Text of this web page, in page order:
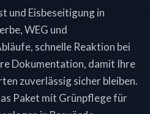
und Eisbeseitigung in
WEG und
schnelle Reaktion bei
Dokumentation, damit Ihre
zuverlässig sicher bleiben.
Paket mit Grünpflege für